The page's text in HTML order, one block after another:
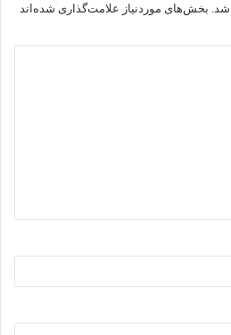
بخش‌های موردنیاز علامت‌گذاری شده‌اند